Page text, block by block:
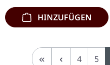
HINZUFÜGEN
Seite
4 5